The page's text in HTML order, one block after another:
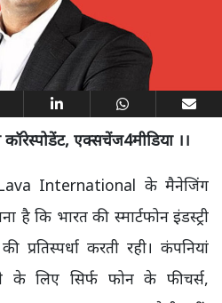
एक्सचेंज4मीडिया ।।
Lava International के मैनेजिंग
है कि भारत की स्मार्टफोन इंडस्ट्री
करती रही। कंपनियां
के लिए सिर्फ फोन के फीचर्स,